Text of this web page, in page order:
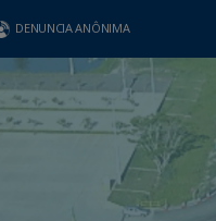
DENUNCIA ANÔNIMA